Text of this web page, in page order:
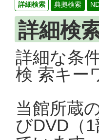
詳細検索 典拠検索
詳細検
詳細な条
検 索キー
当館所蔵
びDVD（